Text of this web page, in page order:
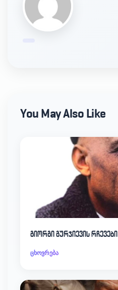
You May Also Like
გიორგი გურჯიევის რჩევები
ცხოვრება